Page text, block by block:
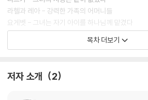
라헬과 레아 - 강력한 가족의 어머니들
요게벳 - 그녀는 자기 아이를 하나님께 맡겼다
드보라 - 암흑기의 한줄기 빛
삼손의 어머니 - 모태에서 하나님께 바침
예수의 어머니 마리아 - 하나님이 보호해주시는 여인
목차 더보기
저자 소개 2